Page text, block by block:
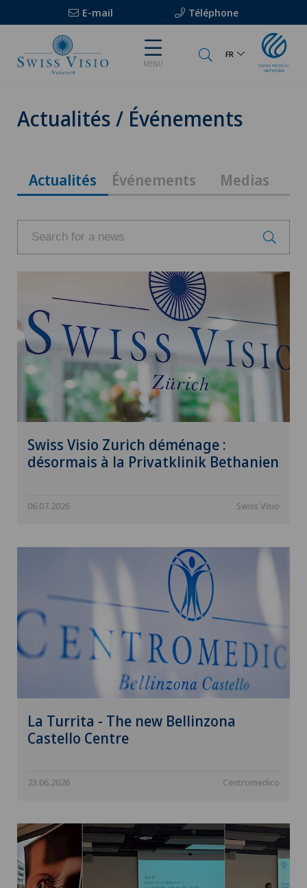
E-mail Téléphone
MENU
FR
Actualités / Événements
Actualités Événements Medias
Swiss Visio Zurich déménage :
désormais à la Privatklinik Bethanien
06.07.2026 Swiss Visio
La Turrita - The new Bellinzona
Castello Centre
23.06.2026 Centromedico